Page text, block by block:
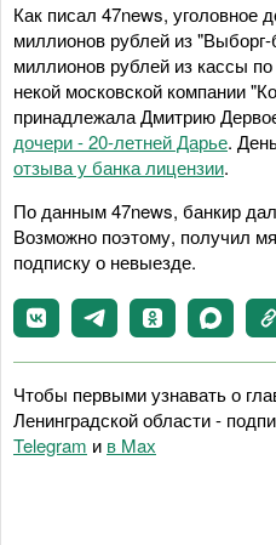
Как писал 47news, уголовное
миллионов рублей из
миллионов рублей из кассы
некой московской компании
принадлежала Дмитрию
дочери - 20-летней Дарье.
отзыва у банка лицензии.
По данным 47news, банкир
Возможно поэтому, получил
подписку о невыезде.
Чтобы первыми узнавать о
Ленинградской области -
Telegram и в Maх